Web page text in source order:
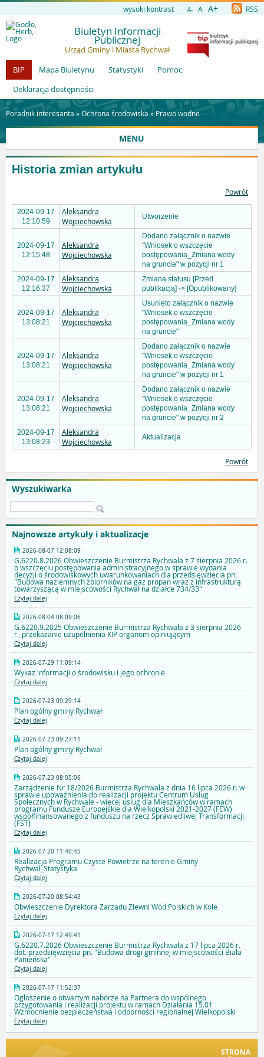
wysoki kontrast A- A A+ RSS
Biuletyn Informacji
Publicznej
Urząd Gminy i Miasta Rychwał
BIP
Mapa Biuletynu Statystyki
Pomoc
Deklaracja dostępności
Poradnik interesanta »Ochrona środowiska » Prawo wodne
MENU
Wyszukiwarka
Najnowsze artykuły i aktualizacje
2026-08-07 12:08:09
G.6220.8.2026 Obwieszczenie Burmistrza Rychwała z 7 sierpnia 2026 r.
o wszczęciu postępowania administracyjnego w sprawie wydania
decyzji o środowiskowych uwarunkowaniach dla przedsięwzięcia pn.
"Budowa naziemnych zbiorników na gaz propan wraz z infrastrukturą
towarzyszącą w miejscowości Rychwał na działce 734/33"
Czytaj dalej
2026-08-04 08:09:06
G.6220.9.2025 Obwieszczenie Burmistrza Rychwała z 3 sierpnia 2026
r._przekazanie uzupełnienia KIP organom opiniującym
Czytaj dalej
2026-07-29 11:09:14
Wykaz informacji o środowisku i jego ochronie
Czytaj dalej
2026-07-23 09:29:14
Plan ogólny gminy Rychwał
Czytaj dalej
2026-07-23 09:27:11
Plan ogólny gminy Rychwał
Czytaj dalej
2026-07-23 08:05:06
Zarządzenie Nr 18/2026 Burmistrza Rychwała z dnia 16 lipca 2026 r. w
sprawie upoważnienia do realizacji projektu Centrum Usług
Społecznych w Rychwale - więcej uslug dla Mieszkańców w ramach
programu Fundusze Europejskie dla Wielkopolski 2021-2027 (FEW)
współfinansowanego z funduszu na rzecz Sprawiedliwej Transformacji
(FST)
Czytaj dalej
2026-07-20 11:40:45
Realizacja Programu Czyste Powietrze na terenie Gminy
Rychwał_Statystyka
Czytaj dalej
2026-07-20 08:54:43
Obwieszczenie Dyrektora Zarządu Zlewni Wód Polskich w Kole
Czytaj dalej
2026-07-17 12:49:41
G.6220.7.2026 Obwieszczenie Burmistrza Rychwała z 17 lipca 2026 r.
dot. przedsięwzięcia pn. "Budowa drogi gminnej w miejscowości Biała
Panieńska"
Czytaj dalej
2026-07-17 11:52:37
Ogłoszenie o otwartym naborze na Partnera do wspólnego
przygotowania i realizacji projektu w ramach Działania 15.01
Wzmocnienie bezpieczeństwa i odporności regionalnej Wielkopolski
Czytaj dalej
STRONA
Historia zmian artykułu
Powrót
2024-09-17
12:10:59
Aleksandra
Wojciechowska
Utworzenie
2024-09-17
12:15:48
Aleksandra
Wojciechowska
Dodano załącznik o nazwie
"Wniosek o wszczęcie
postępowania_Zmiana wody
na gruncie" w pozycji nr 1
2024-09-17
12:16:37
Aleksandra
Wojciechowska
Zmiana statusu [Przed
publikacją] -> [Opublikowany]
2024-09-17
13:08:21
Aleksandra
Wojciechowska
Usunięto załącznik o nazwie
"Wniosek o wszczęcie
postępowania_Zmiana wody
na gruncie"
2024-09-17
13:08:21
Aleksandra
Wojciechowska
Dodano załącznik o nazwie
"Wniosek o wszczęcie
postępowania_Zmiana wody
na gruncie" w pozycji nr 1
2024-09-17
13:08:21
Aleksandra
Wojciechowska
Dodano załącznik o nazwie
"Wniosek o wszczęcie
postępowania_Zmiana wody
na gruncie" w pozycji nr 2
2024-09-17
13:08:23
Aleksandra
Wojciechowska
Aktualizacja
Powrót